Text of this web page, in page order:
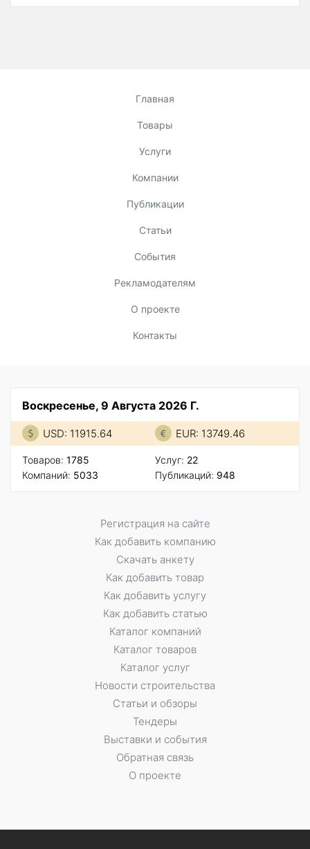
Главная
Товары
Услуги
Компании
Публикации
Статьи
События
Рекламодателям
О проекте
Контакты
Воскресенье, 9 Августа 2026 Г.
USD: 11915.64 EUR: 13749.46
Товаров: 1785
Компаний: 5033
Услуг: 22
Публикаций: 948
Регистрация на сайте
Как добавить компанию
Скачать анкету
Как добавить товар
Как добавить услугу
Как добавить статью
Каталог компаний
Каталог товаров
Каталог услуг
Новости строительства
Статьи и обзоры
Тендеры
Выставки и события
Обратная связь
О проекте